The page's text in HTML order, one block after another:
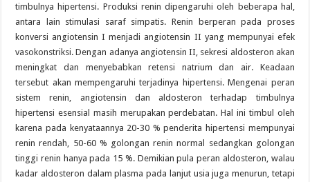
timbulnya hipertensi. Produksi renin dipengaruhi oleh beberapa hal,
antara lain stimulasi saraf simpatis. Renin berperan pada proses
konversi angiotensin I menjadi angiotensin II yang mempunyai efek
vasokonstriksi. Dengan adanya angiotensin II, sekresi aldosteron akan
meningkat dan menyebabkan retensi natrium dan air. Keadaan
tersebut akan mempengaruhi terjadinya hipertensi. Mengenai peran
sistem renin, angiotensin dan aldosteron terhadap timbulnya
hipertensi esensial masih merupakan perdebatan. Hal ini timbul oleh
karena pada kenyataannya 20-30 % penderita hipertensi mempunyai
renin rendah, 50-60 % golongan renin normal sedangkan golongan
tinggi renin hanya pada 15 %. Demikian pula peran aldosteron, walau
kadar aldosteron dalam plasma pada lanjut usia juga menurun, tetapi